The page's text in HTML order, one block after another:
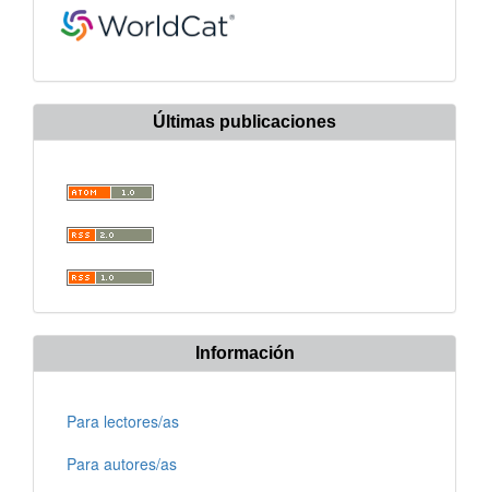
Últimas publicaciones
Información
Para lectores/as
Para autores/as